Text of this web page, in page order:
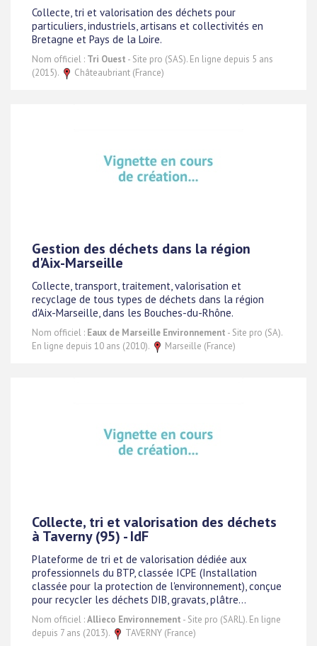
Collecte, tri et valorisation des déchets pour
particuliers, industriels, artisans et collectivités en
Bretagne et Pays de la Loire.
Nom officiel : Tri Ouest - Site pro (SAS). En ligne depuis 5 ans
(2015).
Châteaubriant (France)
Gestion des déchets dans la région
d'Aix-Marseille
Collecte, transport, traitement, valorisation et
recyclage de tous types de déchets dans la région
d'Aix-Marseille, dans les Bouches-du-Rhône.
Nom officiel : Eaux de Marseille Environnement - Site pro (SA).
En ligne depuis 10 ans (2010).
Marseille (France)
Collecte, tri et valorisation des déchets
à Taverny (95) - IdF
Plateforme de tri et de valorisation dédiée aux
professionnels du BTP, classée ICPE (Installation
classée pour la protection de l'environnement), conçue
pour recycler les déchets DIB, gravats, plâtre...
Nom officiel :Allieco Environnement - Site pro (SARL). En ligne
depuis 7 ans (2013).
TAVERNY (France)